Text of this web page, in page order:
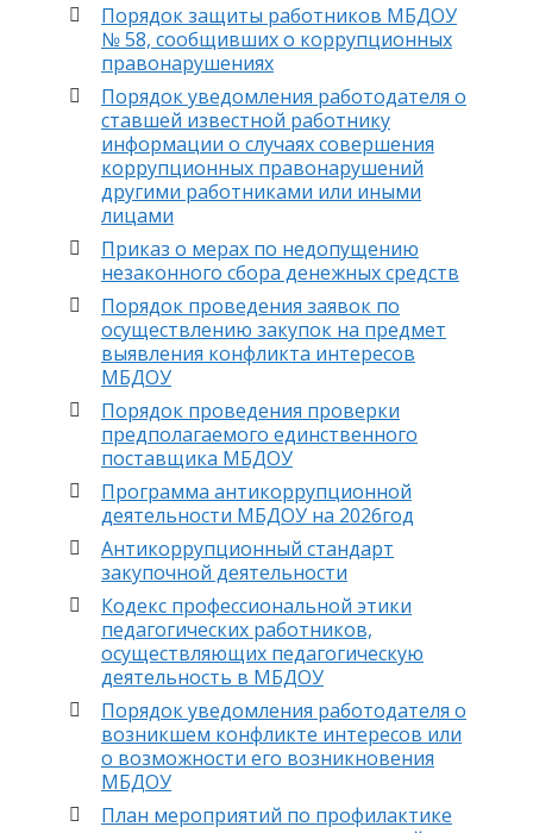
Порядок защиты работников МБДОУ
№ 58, сообщивших о коррупционных
правонарушениях
Порядок уведомления работодателя о
ставшей известной работнику
информации о случаях совершения
коррупционных правонарушений
другими работниками или иными
лицами
Приказ о мерах по недопущению
незаконного сбора денежных средств
Порядок проведения заявок по
осуществлению закупок на предмет
выявления конфликта интересов
МБДОУ
Порядок проведения проверки
предполагаемого единственного
поставщика МБДОУ
Программа антикоррупционной
деятельности МБДОУ на 2026год
Антикоррупционный стандарт
закупочной деятельности
Кодекс профессиональной этики
педагогических работников,
осуществляющих педагогическую
деятельность в МБДОУ
Порядок уведомления работодателя о
возникшем конфликте интересов или
о возможности его возникновения
МБДОУ
План мероприятий по профилактике